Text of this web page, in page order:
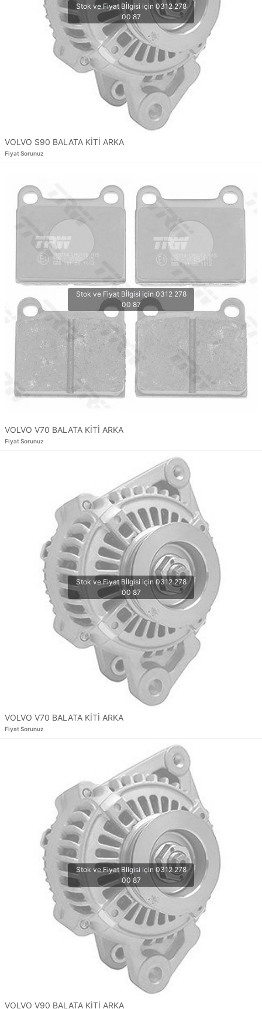
VOLVO S90 BALATA KİTİ ARKA
Fiyat Sorunuz
VOLVO V70 BALATA KİTİ ARKA
Fiyat Sorunuz
VOLVO V70 BALATA KİTİ ARKA
Fiyat Sorunuz
VOLVO V90 BALATA KİTİ ARKA